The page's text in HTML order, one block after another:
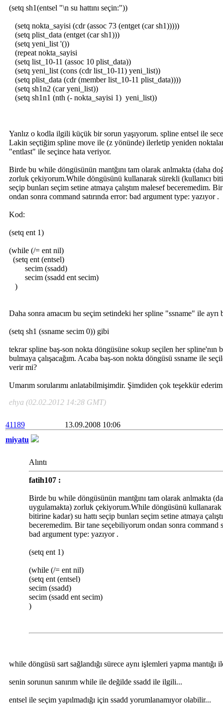
(setq sh1(entsel "\n su hattını seçin:"))
(setq nokta_sayisi (cdr (assoc 73 (entget (car sh1)))))
(setq plist_data (entget (car sh1)))
(setq yeni_list '())
(repeat nokta_sayisi
(setq list_10-11 (assoc 10 plist_data))
(setq yeni_list (cons (cdr list_10-11) yeni_list))
(setq plist_data (cdr (member list_10-11 plist_data))))
(setq sh1n2 (car yeni_list))
(setq sh1n1 (nth (- nokta_sayisi 1) yeni_list))
Yanlız o kodla ilgili küçük bir sorun yaşıyorum. spline entsel ile
Lakin seçtiğim spline move ile (z yönünde) ilerletip yeniden
"entlast" ile seçince hata veriyor.
Birde bu while döngüsünün mantğını tam olarak anlmakta (daha
zorluk çekiyorum.While döngüsünü kullanarak sürekli (kullanıcı
seçip bunları seçim setine atmaya çalıştım malesef beceremedim.
ondan sonra command satırında error: bad argument type: yazıyor .
Kod:
(setq ent 1)
(while (/= ent nil)
(setq ent (entsel)
secim (ssadd)
secim (ssadd ent secim)
)
Daha sonra amacım bu seçim setindeki her spline "ssname" ile ayrı
(setq sh1 (ssname secim 0)) gibi
tekrar spline baş-son nokta döngüsüne sokup seçilen her spline'nın
bulmaya çalışacağım. Acaba baş-son nokta döngüsü ssname ile
verir mi?
Umarım sorularımı anlatabilmişimdir. Şimdiden çok teşekkür ederim
ehya (02.02.2012 14:28 GMT)
41189
13.09.2008 10:06
miyatu
Alıntı
fatih107 :
Birde bu while döngüsünün mantğını tam olarak anlmakta
uygulamakta) zorluk çekiyorum.While döngüsünü kullanarak
bitirine kadar) su hattı seçip bunları seçim setine atmaya
beceremedim. Bir tane seçebiliyorum ondan sonra command
bad argument type: yazıyor .
(setq ent 1)
(while (/= ent nil)
(setq ent (entsel)
secim (ssadd)
secim (ssadd ent secim)
)
while döngüsü sart sağlandığı sürece aynı işlemleri yapma mantığı
senin sorunun sanırım while ile değilde ssadd ile ilgili...
entsel ile seçim yapılmadığı için ssadd yorumlanamıyor olabilir...